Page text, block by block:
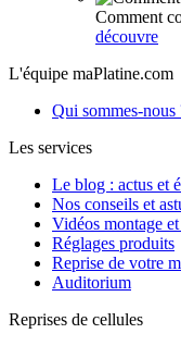
Comment
découvre
L'équipe maPlatine.com
Qui sommes-nous
Les services
Le blog : actus et
Nos conseils et
Vidéos montage
Réglages produits
Reprise de votre
Auditorium
Reprises de cellules